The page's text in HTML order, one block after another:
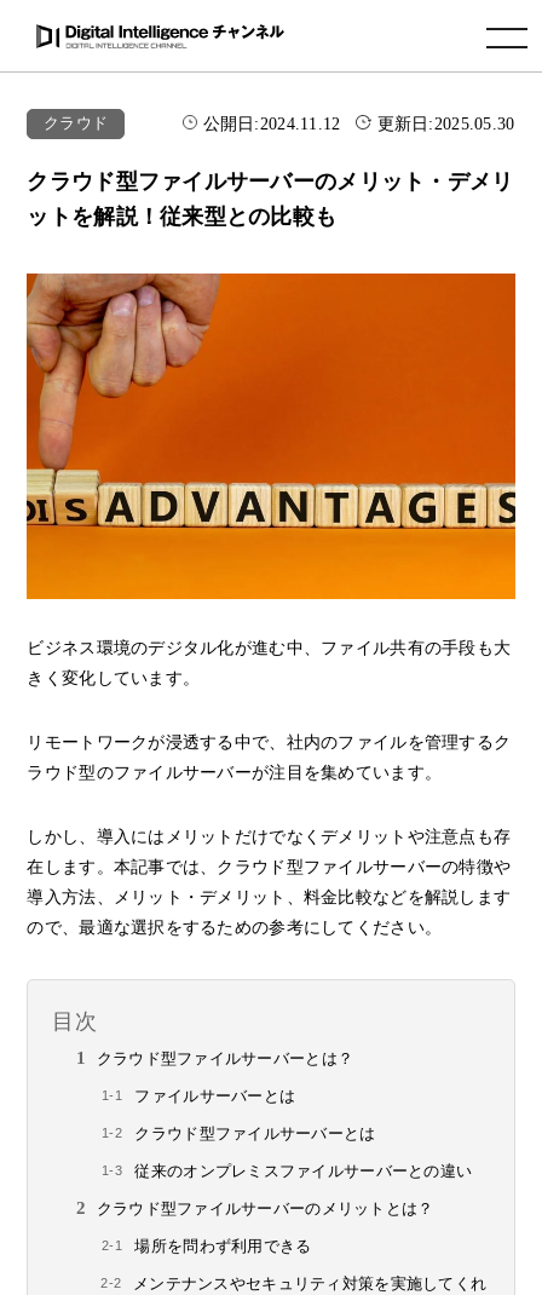
toggle navigation
クラウド 公開日:2024.11.12 更新日:2025.05.30
クラウド型ファイルサーバーのメリット・デメリ
ットを解説！従来型との比較も
ビジネス環境のデジタル化が進む中、ファイル共有の手段も大
きく変化しています。
リモートワークが浸透する中で、社内のファイルを管理するク
ラウド型のファイルサーバーが注目を集めています。
しかし、導入にはメリットだけでなくデメリットや注意点も存
在します。本記事では、クラウド型ファイルサーバーの特徴や
導入方法、メリット・デメリット、料金比較などを解説します
ので、最適な選択をするための参考にしてください。
目次
クラウド型ファイルサーバーとは？
ファイルサーバーとは
クラウド型ファイルサーバーとは
従来のオンプレミスファイルサーバーとの違い
クラウド型ファイルサーバーのメリットとは？
場所を問わず利用できる
メンテナンスやセキュリティ対策を実施してくれ